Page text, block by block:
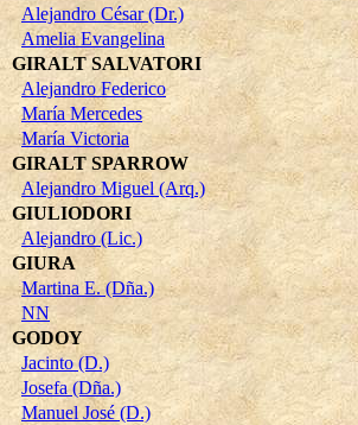
Alejandro César (Dr.)
Amelia Evangelina
GIRALT SALVATORI
Alejandro Federico
María Mercedes
María Victoria
GIRALT SPARROW
Alejandro Miguel (Arq.)
GIULIODORI
Alejandro (Lic.)
GIURA
Martina E. (Dña.)
NN
GODOY
Jacinto (D.)
Josefa (Dña.)
Manuel José (D.)